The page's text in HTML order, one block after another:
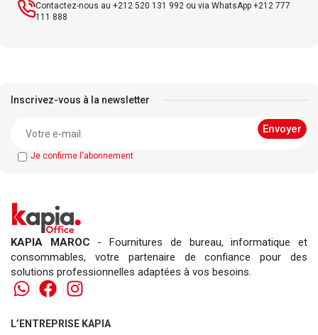
Contactez-nous au +212 520 131 992 ou via WhatsApp +212 777
111 888
Inscrivez-vous à la newsletter
Je confirme l'abonnement
KAPIA MAROC - Fournitures de bureau, informatique et
consommables, votre partenaire de confiance pour des
solutions professionnelles adaptées à vos besoins.
L’ENTREPRISE KAPIA